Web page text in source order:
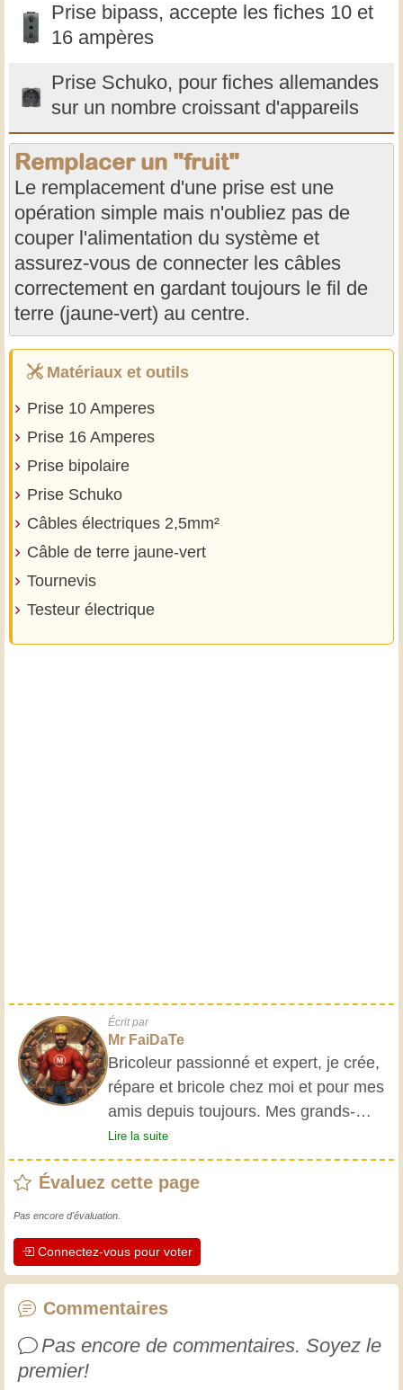
Prise bipass, accepte les fiches 10 et
16 ampères
Prise Schuko, pour fiches allemandes
sur un nombre croissant d'appareils
Remplacer un "fruit"
Le remplacement d'une prise est une
opération simple mais n'oubliez pas de
couper l'alimentation du système et
assurez-vous de connecter les câbles
correctement en gardant toujours le fil de
terre (jaune-vert) au centre.
Matériaux et outils
Prise 10 Amperes
Prise 16 Amperes
Prise bipolaire
Prise Schuko
Câbles électriques 2,5mm²
Câble de terre jaune-vert
Tournevis
Testeur électrique
Écrit par
Mr FaiDaTe
Bricoleur passionné et expert, je crée,
répare et bricole chez moi et pour mes
amis depuis toujours. Mes grands-
parents m'ont initié très jeune, et
depuis, j'ai acquis une riche expérience.
L'expérience est essentielle ! Elle nous
professionnels. Apprenons ensemble ;
chaque jour est une occasion de
progresser. Amusez-vous bien !
Lire la suite
Évaluez cette page
Pas encore d'évaluation.
Connectez-vous pour voter
Commentaires
Pas encore de commentaires. Soyez le
premier!